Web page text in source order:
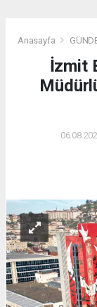
Anasayfa
İzmit